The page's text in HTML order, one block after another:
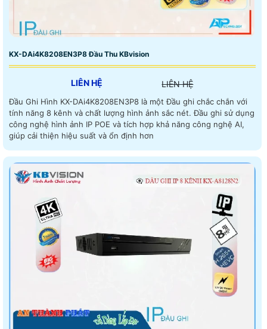
KX-DAi4K8208EN3P8 Đầu Thu KBvision
LIÊN HỆ LIÊN HỆ
Đầu Ghi Hình KX-DAi4K8208EN3P8 là một Đầu ghi chắc chắn với
tính năng 8 kênh và chất lượng hình ảnh sắc nét. Đầu ghi sử dụng
công nghệ hình ảnh IP POE và tích hợp khả năng công nghệ AI,
giúp cải thiện hiệu suất và ổn định hơn